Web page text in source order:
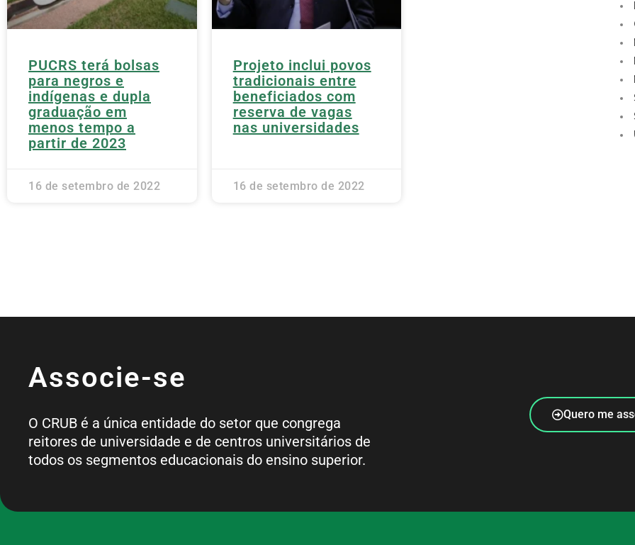
PUCRS terá bolsas
para negros e
indígenas e dupla
graduação em
menos tempo a
partir de 2023
16 de setembro de 2022
Projeto inclui povos
tradicionais entre
beneficiados com
reserva de vagas
nas universidades
16 de setembro de 2022
Associe-se
O CRUB é a única entidade do setor que congrega
reitores de universidade e de centros universitários de
todos os segmentos educacionais do ensino superior.
Quero me